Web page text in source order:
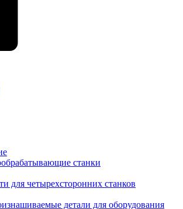
станки
для четырехсторонних станков
детали для оборудования